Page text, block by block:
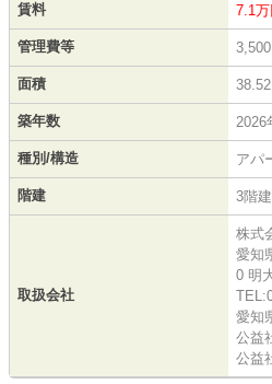
賃料 7.1
管理費等
面積
築年数 2026
種別/構造 アパ
階建 3階建
取扱会社
株式
愛知
0 明
愛知
公益
公益